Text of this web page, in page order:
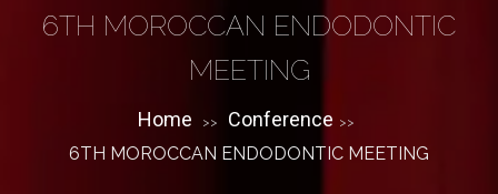
6TH MOROCCAN ENDODONTIC
MEETING
Home >> Conference >>
6TH MOROCCAN ENDODONTIC MEETING